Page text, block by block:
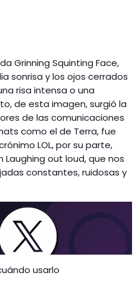
Grinning Squinting Face,
sonrisa y los ojos cerrados
risa intensa o una
de esta imagen, surgió la
de las comunicaciones
como el de Terra, fue
LOL, por su parte,
out loud, que nos
constantes, ruidosas y
usarlo